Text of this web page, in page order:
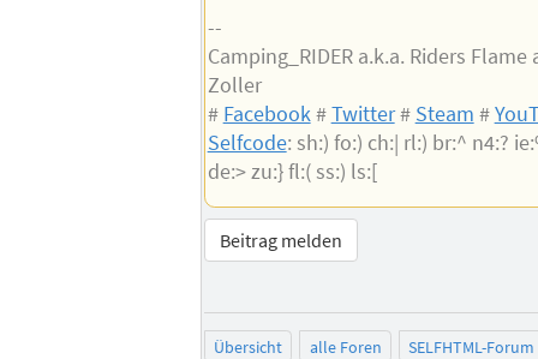
--
Camping_RIDER a.k.a. Riders Flame
Zoller
# Facebook#Twitter# Steam #
Selfcode: sh:) fo:) ch:| rl:) br:^ n4:?
de:> zu:} fl:( ss:) ls:[
Beitrag melden
Übersicht alle Foren
SELFHTML-Forum